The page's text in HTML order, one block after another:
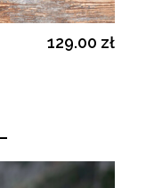
129.00 zł